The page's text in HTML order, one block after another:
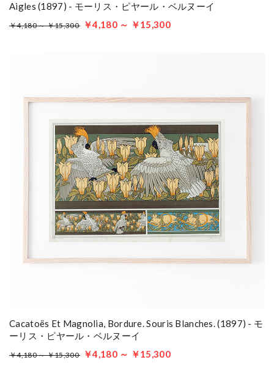
Aigles (1897) - モーリス・ピヤール・ベルヌーイ
￥4,180 ～ ￥15,300 ￥4,180 ～ ￥15,300
Cacatoës Et Magnolia, Bordure. Souris Blanches. (1897) - モ
ーリス・ピヤール・ベルヌーイ
￥4,180 ～ ￥15,300 ￥4,180 ～ ￥15,300